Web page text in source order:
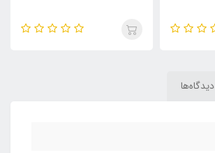
دیدگاه‌ها